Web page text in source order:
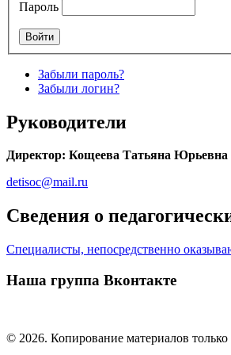
Пароль
Забыли пароль?
Забыли логин?
Руководители
Директор: Кощеева Татьяна Юрьевна
detisoc@mail.ru
Сведения о
Специалисты, непосредственно
Наша группа Вконтакте
© 2026. Копирование материалов только